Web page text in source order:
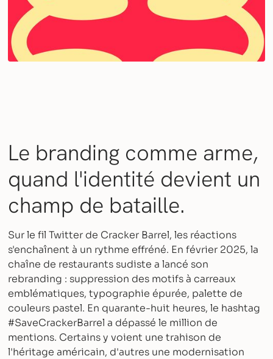
Le branding comme arme,
quand l'identité devient un
champ de bataille.
Sur le fil Twitter de Cracker Barrel, les réactions
s'enchaînent à un rythme effréné. En février 2025, la
chaîne de restaurants sudiste a lancé son
rebranding : suppression des motifs à carreaux
emblématiques, typographie épurée, palette de
couleurs pastel. En quarante-huit heures, le hashtag
#SaveCrackerBarrel a dépassé le million de
mentions. Certains y voient une trahison de
l'héritage américain, d'autres une modernisation